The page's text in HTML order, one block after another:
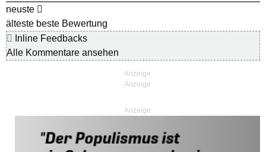
neuste
älteste beste Bewertung
Inline Feedbacks
Alle Kommentare ansehen
Anzeige